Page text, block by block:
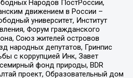
Народов ПостРоссии,
движением в России –
университет, Институт
Форум гражданского
Союз жителей островов
народных депутатов, Гринпис
с коррупцией Инк, Завет
фонд природы, BDR
проект, Образовательный дом